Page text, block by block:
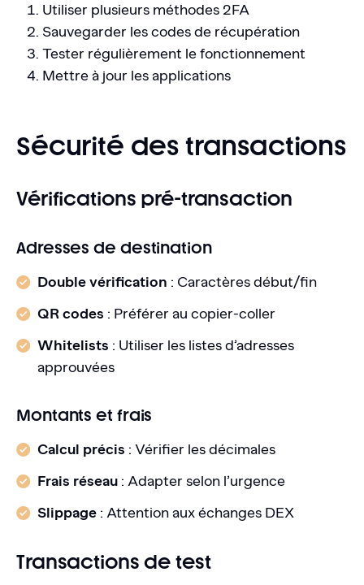
Utiliser plusieurs méthodes 2FA
Sauvegarder les codes de récupération
Tester régulièrement le fonctionnement
Mettre à jour les applications
Sécurité des transactions
Vérifications pré-transaction
Adresses de destination
Double vérification : Caractères début/fin
QR codes : Préférer au copier-coller
Whitelists : Utiliser les listes d’adresses
approuvées
Montants et frais
Calcul précis : Vérifier les décimales
Frais réseau : Adapter selon l’urgence
Slippage : Attention aux échanges DEX
Transactions de test